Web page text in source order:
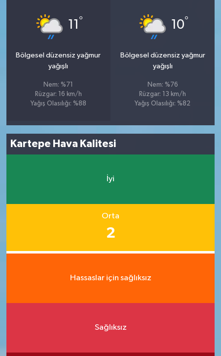
11 °
Bölgesel düzensiz yağmur
yağışlı
Nem: %71
Rüzgar: 16 km/h
Yağış Olasılığı: %88
10°
Bölgesel düzensiz yağmur
yağışlı
Nem: %76
Rüzgar: 13 km/h
Yağış Olasılığı: %82
Kartepe Hava Kalitesi
İyi
Orta
2
Hassaslar için sağlıksız
Sağlıksız